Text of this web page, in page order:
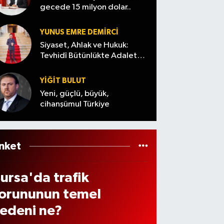
Ağust
os
Cuma)
ve
var
(7
gecede 15 milyon dolar..
YUNUS EMRE DEMIRCI
Siyaset, Ahlak ve Hukuk:
Tevhidî Bütünlükte Adalet
YİĞİT BULUT
Yeni, güçlü, büyük,
cihanşümul Türkiye
trafik
temel
ne?